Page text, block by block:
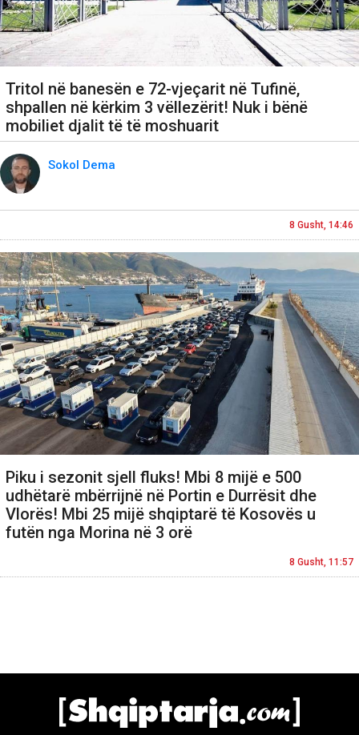
Tritol në banesën e 72-vjeçarit në Tufinë,
shpallen në kërkim 3 vëllezërit! Nuk i bënë
mobiliet djalit të të moshuarit
Sokol Dema
8 Gusht, 14:46
Piku i sezonit sjell fluks! Mbi 8 mijë e 500
udhëtarë mbërrijnë në Portin e Durrësit dhe
Vlorës! Mbi 25 mijë shqiptarë të Kosovës u
futën nga Morina në 3 orë
8 Gusht, 11:57